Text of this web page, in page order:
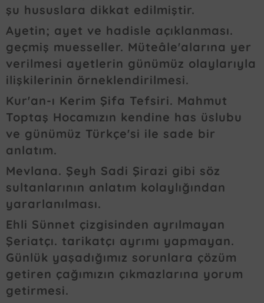
şu hususlara dikkat edilmiştir.
Ayetin; ayet ve hadisle açıklanması.
geçmiş muesseller. Müteâle'alarına yer
verilmesi ayetlerin günümüz olaylarıyla
ilişkilerinin örneklendirilmesi.
Kur'an-ı Kerim Şifa Tefsiri. Mahmut
Toptaş Hocamızın kendine has üslubu
ve günümüz Türkçe'si ile sade bir
anlatım.
Mevlana. Şeyh Sadi Şirazi gibi söz
sultanlarının anlatım kolaylığından
yararlanılması.
Ehli Sünnet çizgisinden ayrılmayan
Şeriatçı. tarikatçı ayrımı yapmayan.
Günlük yaşadığımız sorunlara çözüm
getiren çağımızın çıkmazlarına yorum
getirmesi.